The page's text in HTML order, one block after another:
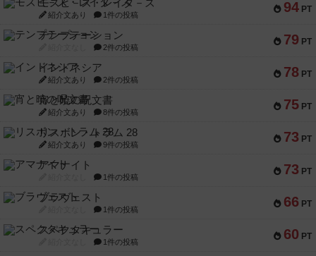
94 PT
モズビ－ズ・レイダ－ズ
紹介文あり 1件の投稿
79 PT
テンプテーション
2件の投稿
78 PT
インドネシア
紹介文あり 2件の投稿
75 PT
宵と暁の呪文書
紹介文あり 8件の投稿
73 PT
リスボン・トラム 28
紹介文あり 9件の投稿
73 PT
アマナイト
1件の投稿
66 PT
ブラヴェスト
1件の投稿
60 PT
スペクタキュラー
1件の投稿